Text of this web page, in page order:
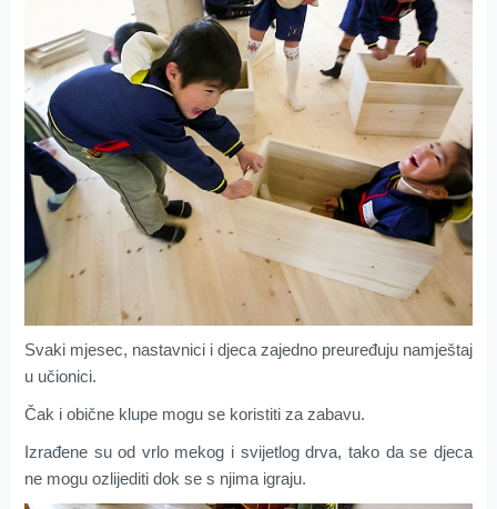
Svaki mjesec, nastavnici i djeca zajedno preuređuju namještaj
u učionici.
Čak i obične klupe mogu se koristiti za zabavu.
Izrađene su od vrlo mekog i svijetlog drva, tako da se djeca
ne mogu ozlijediti dok se s njima igraju.